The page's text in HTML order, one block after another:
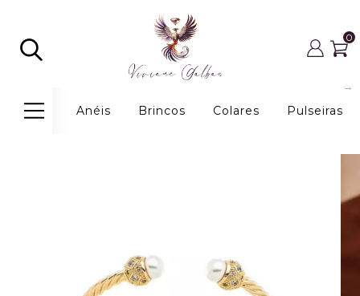
0
Anéis Brincos Colares Pulseiras